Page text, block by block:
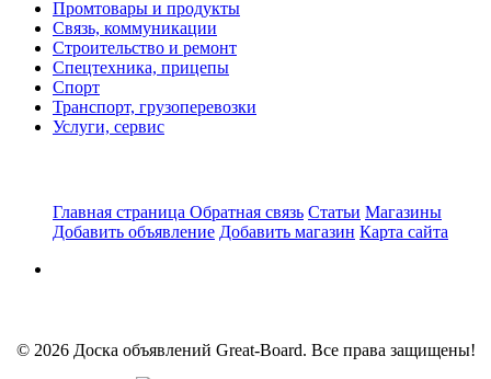
Промтовары и продукты
Связь, коммуникации
Строительство и ремонт
Спецтехника, прицепы
Спорт
Транспорт, грузоперевозки
Услуги, сервис
Главная страница Обратная связь Статьи Магазины
Добавить объявление Добавить магазин Карта сайта
© 2026 Доска объявлений Great-Board. Все права защищены!